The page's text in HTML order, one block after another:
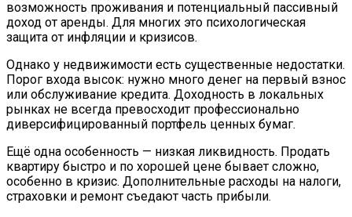
возможность проживания и потенциальный пассивный
доход от аренды. Для многих это психологическая
защита от инфляции и кризисов.
Однако у недвижимости есть существенные недостатки.
Порог входа высок: нужно много денег на первый взнос
или обслуживание кредита. Доходность в локальных
рынках не всегда превосходит профессионально
диверсифицированный портфель ценных бумаг.
Ещё одна особенность — низкая ликвидность. Продать
квартиру быстро и по хорошей цене бывает сложно,
особенно в кризис. Дополнительные расходы на налоги,
страховки и ремонт съедают часть прибыли.